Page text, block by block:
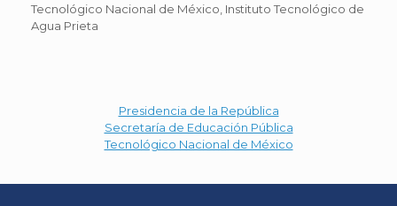
Tecnológico Nacional de México, Instituto Tecnológico de
Agua Prieta
Presidencia de la República
Secretaría de Educación Pública
Tecnológico Nacional de México